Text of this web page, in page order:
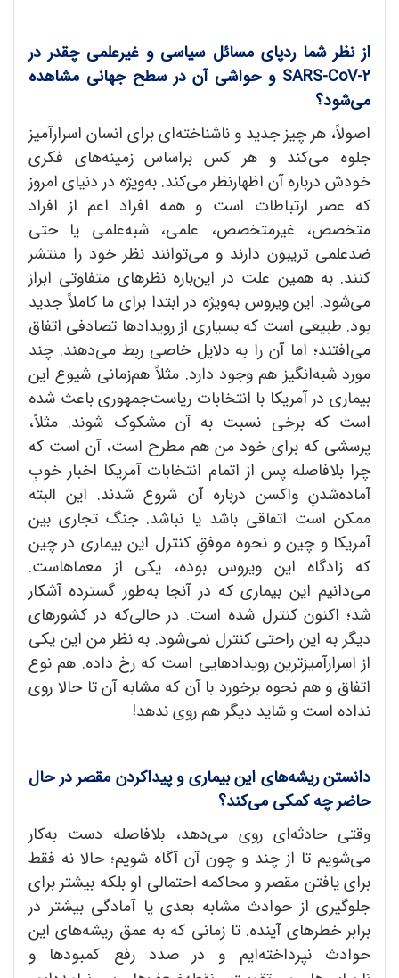
از نظر شما ردپای مسائل سیاسی و غیرعلمی چقدر در
SARS-CoV-2 و حواشی آن در سطح جهانی مشاهده
میشود؟
اصولاً، هر چیز جدید و ناشناخته‌ای برای انسان اسرارآمیز
جلوه می‌کند و هر کس براساس زمینه‌های فکری
خودش درباره آن اظهارنظر می‌کند. به‌ویژه در دنیای امروز
که عصر ارتباطات است و همه افراد اعم از افراد
متخصص، غیرمتخصص، علمی، شبه‌علمی یا حتی
ضدعلمی تریبون دارند و می‌توانند نظر خود را منتشر
کنند. به همین علت در این‌باره نظرهای متفاوتی ابراز
می‌شود. این ویروس به‌ویژه در ابتدا برای ما کاملاً جدید
بود. طبیعی است که بسیاری از رویدادها تصادفی اتفاق
می‌افتند؛ اما آن را به دلایل خاصی ربط می‌دهند. چند
مورد شبه‌انگیز هم وجود دارد. مثلاً هم‌زمانی شیوع این
بیماری در آمریکا با انتخابات ریاست‌جمهوری باعث شده
است که برخی نسبت به آن مشکوک شوند. مثلاً،
پرسشی که برای خود من هم مطرح است، آن است که
چرا بلافاصله پس از اتمام انتخابات آمریکا اخبار خوبِ
آماده‌شدنِ واکسن درباره آن شروع شدند. این البته
ممکن است اتفاقی باشد یا نباشد. جنگ تجاری بین
آمریکا و چین و نحوه موفقِ کنترل این بیماری در چین
که زادگاه این ویروس بوده، یکی از معماهاست.
می‌دانیم این بیماری که در آنجا به‌طور گسترده آشکار
شد؛ اکنون کنترل شده است. در حالی‌که در کشورهای
دیگر به این راحتی کنترل نمی‌شود. به نظر من این یکی
از اسرارآمیزترین رویدادهایی است که رخ داده. هم نوع
اتفاق و هم نحوه برخورد با آن که مشابه آن تا حالا روی
نداده است و شاید دیگر هم روی ندهد!
دانستن ریشههای این بیماری و پیداکردن مقصر در حال
حاضر چه کمکی میکند؟
وقتی حادثه‌ای روی می‌دهد، بلافاصله دست به‌کار
می‌شویم تا از چند و چون آن آگاه شویم؛ حالا نه فقط
برای یافتن مقصر و محاکمه احتمالی او بلکه بیشتر برای
جلوگیری از حوادث مشابه بعدی یا آمادگی بیشتر در
برابر خطرهای آینده. تا زمانی که به عمق ریشه‌های این
حوادث نپرداخته‌ایم و در صدد رفع کمبودها و